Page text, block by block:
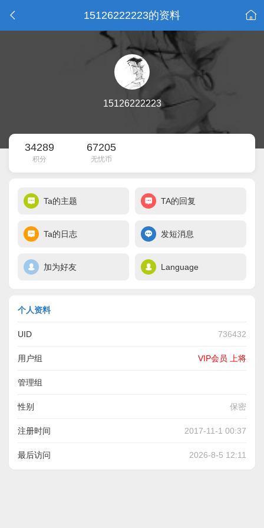
15126222223的资料
15126222223
34289
积分
67205
无忧币
Ta的主题 TA的回复
Ta的日志 发短消息
加为好友 Language
个人资料
UID 736432
用户组 VIP会员 上将
管理组
性别 保密
注册时间 2017-11-1 00:37
最后访问 2026-8-5 12:11